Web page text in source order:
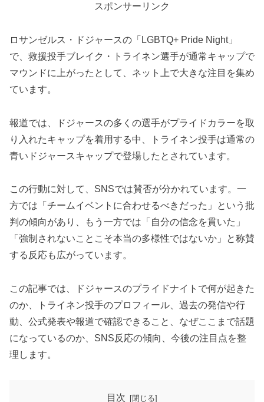
スポンサーリンク
ロサンゼルス・ドジャースの「LGBTQ+ Pride Night」
で、救援投手ブレイク・トライネン選手が通常キャップで
マウンドに上がったとして、ネット上で大きな注目を集め
ています。
報道では、ドジャースの多くの選手がプライドカラーを取
り入れたキャップを着用する中、トライネン投手は通常の
青いドジャースキャップで登場したとされています。
この行動に対して、SNSでは賛否が分かれています。一
方では「チームイベントに合わせるべきだった」という批
判の傾向があり、もう一方では「自分の信念を貫いた」
「強制されないことこそ本当の多様性ではないか」と称賛
する反応も広がっています。
この記事では、ドジャースのプライドナイトで何が起きた
のか、トライネン投手のプロフィール、過去の発信や行
動、公式発表や報道で確認できること、なぜここまで話題
になっているのか、SNS反応の傾向、今後の注目点を整
理します。
目次